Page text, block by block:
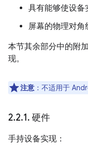
具有能够使设备
屏幕的物理对角
本节其余部分中的附
现。
注意 ：不适用于
2.2.1. 硬件
手持设备实现：